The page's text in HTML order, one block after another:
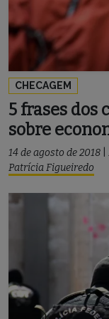
CHECAGEM
5 frases dos
sobre
14 de agosto de 2018
Patrícia Figueiredo